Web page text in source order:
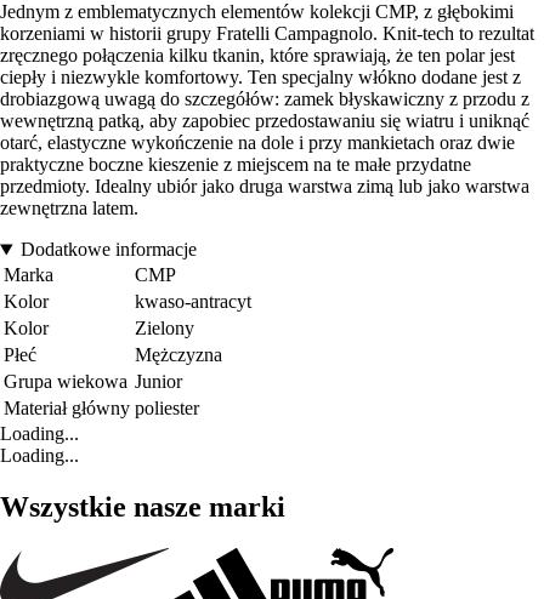
Jednym z emblematycznych elementów kolekcji CMP, z głębokimi
korzeniami w historii grupy Fratelli Campagnolo. Knit-tech to rezultat
zręcznego połączenia kilku tkanin, które sprawiają, że ten polar jest
ciepły i niezwykle komfortowy. Ten specjalny włókno dodane jest z
drobiazgową uwagą do szczegółów: zamek błyskawiczny z przodu z
wewnętrzną patką, aby zapobiec przedostawaniu się wiatru i uniknąć
otarć, elastyczne wykończenie na dole i przy mankietach oraz dwie
praktyczne boczne kieszenie z miejscem na te małe przydatne
przedmioty. Idealny ubiór jako druga warstwa zimą lub jako warstwa
zewnętrzna latem.
Dodatkowe informacje
Marka
CMP
Kolor
kwaso-antracyt
Kolor
Zielony
Płeć
Mężczyzna
Grupa wiekowa Junior
Materiał główny poliester
Loading...
Loading...
Wszystkie nasze marki